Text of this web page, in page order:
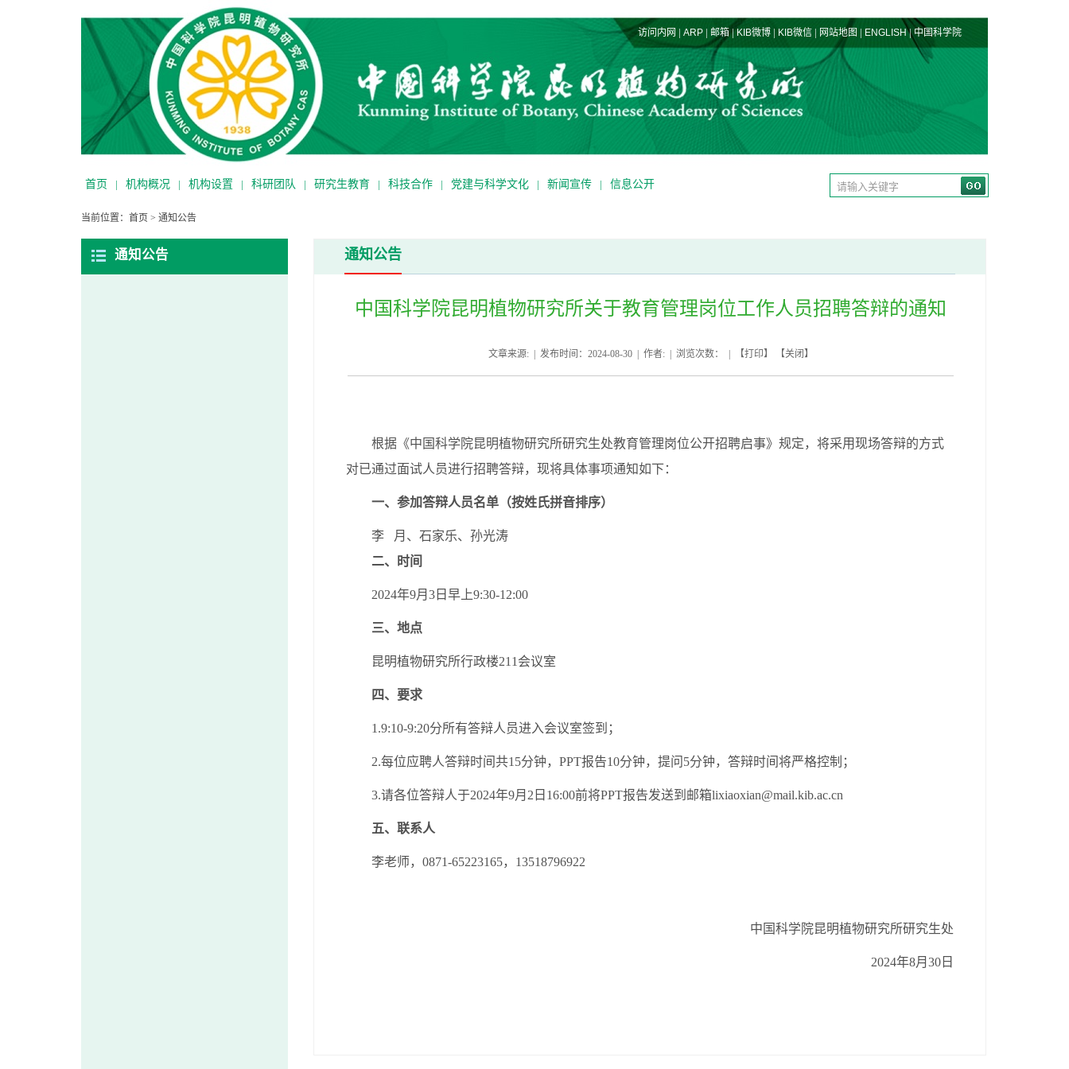
访问内网 | ARP | 邮箱|KIB微博 | KIB微信 | 网站地图 | ENGLISH| 中国科学院
首页 | 机构概况 | 机构设置 | 科研团队 | 研究生教育 | 科技合作 | 党建与科学文化 | 新闻宣传 | 信息公开
当前位置： 首页 > 通知公告
通知公告 通知公告
中国科学院昆明植物研究所关于教育管理岗位工作人员招聘答辩的通知
文章来源: | 发布时间：2024-08-30 | 作者: | 浏览次数： | 【打印】 【关闭 】
根据 《中国科学院昆明植物研究所研究生处教育管理岗位公开招聘启事》规定，将采用现场答辩的方式
对已通过面试人员进行招聘答辩，现将具体事项通知如下：
一、参加答辩人员名单（按姓氏拼音排序）
李
月、石家乐、孙光涛
二、时间
2024年9月3 日早上9:30-12:00
三、地点
昆明植物研究所行政楼211会议室
四、要求
1 .9:10-9:20分所有答辩人员进入会议室签到；
2.每位应聘人答辩时间共1 5分钟， PPT报告10分钟，提问 5分钟，答辩时间将严格控制；
3.请各位答辩人于2024年9月 2日16:00前将PPT报告发送到邮箱lixiaoxian@mail.kib.ac.cn
五、联系人
李老师， 0871-65223165，13518796922
中国科学院昆明植物研究所研究生处
2024年8月 30日